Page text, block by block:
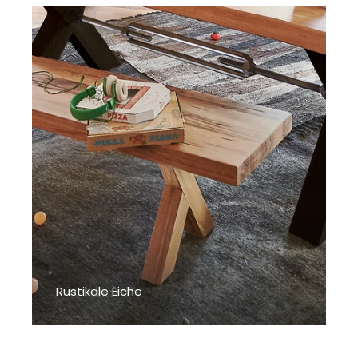
Rustikale Eiche